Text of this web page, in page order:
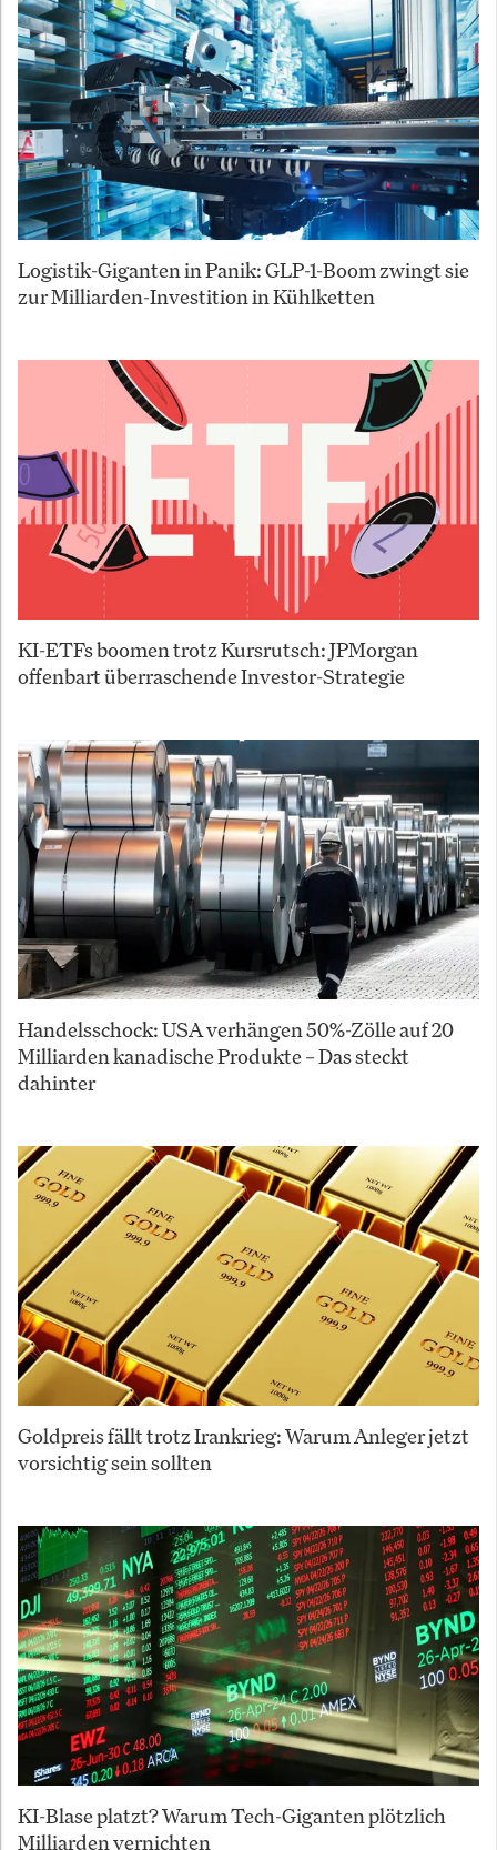
Logistik-Giganten in Panik: GLP-1-Boom zwingt sie
zur Milliarden-Investition in Kühlketten
KI-ETFs boomen trotz Kursrutsch: JPMorgan
offenbart überraschende Investor-Strategie
Handelsschock: USA verhängen 50%-Zölle auf 20
Milliarden kanadische Produkte – Das steckt
dahinter
Goldpreis fällt trotz Irankrieg: Warum Anleger jetzt
vorsichtig sein sollten
KI-Blase platzt? Warum Tech-Giganten plötzlich
Milliarden vernichten